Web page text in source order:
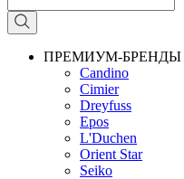
ПРЕМИУМ-БРЕНДЫ
Candino
Cimier
Dreyfuss
Epos
L'Duchen
Orient Star
Seiko